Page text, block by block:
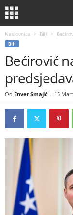
Naslovnica BIH
BIH
Bećirović
Od Enver Smajić - 15